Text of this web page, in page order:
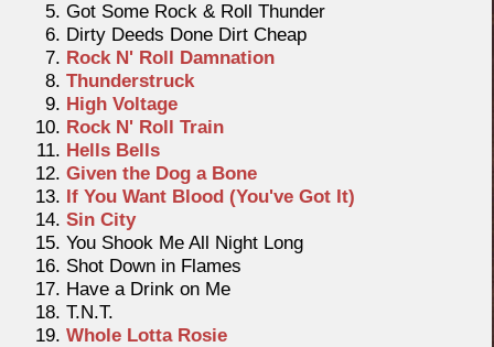
Got Some Rock & Roll Thunder
Dirty Deeds Done Dirt Cheap
Rock N' Roll Damnation
Thunderstruck
High Voltage
Rock N' Roll Train
Hells Bells
Given the Dog a Bone
If You Want Blood (You've Got It)
Sin City
You Shook Me All Night Long
Shot Down in Flames
Have a Drink on Me
T.N.T.
Whole Lotta Rosie